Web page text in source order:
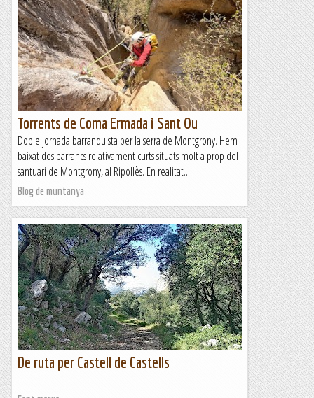
Torrents de Coma Ermada i Sant Ou
Doble jornada barranquista per la serra de Montgrony. Hem
baixat dos barrancs relativament curts situats molt a prop del
santuari de Montgrony, al Ripollès. En realitat...
Blog de muntanya
De ruta per Castell de Castells